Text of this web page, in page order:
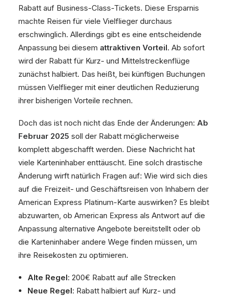
Rabatt auf Business-Class-Tickets. Diese Ersparnis
machte Reisen für viele Vielflieger durchaus
erschwinglich. Allerdings gibt es eine entscheidende
Anpassung bei diesem attraktiven Vorteil. Ab sofort
wird der Rabatt für Kurz- und Mittelstreckenflüge
zunächst halbiert. Das heißt, bei künftigen Buchungen
müssen Vielflieger mit einer deutlichen Reduzierung
ihrer bisherigen Vorteile rechnen.
Doch das ist noch nicht das Ende der Änderungen: Ab
Februar 2025 soll der Rabatt möglicherweise
komplett abgeschafft werden. Diese Nachricht hat
viele Karteninhaber enttäuscht. Eine solch drastische
Änderung wirft natürlich Fragen auf: Wie wird sich dies
auf die Freizeit- und Geschäftsreisen von Inhabern der
American Express Platinum-Karte auswirken? Es bleibt
abzuwarten, ob American Express als Antwort auf die
Anpassung alternative Angebote bereitstellt oder ob
die Karteninhaber andere Wege finden müssen, um
ihre Reisekosten zu optimieren.
Alte Regel: 200€ Rabatt auf alle Strecken
Neue Regel: Rabatt halbiert auf Kurz- und